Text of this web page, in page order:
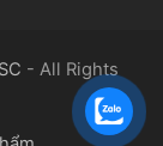
- All Rights